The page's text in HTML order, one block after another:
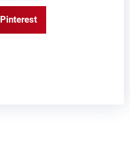
Pinterest